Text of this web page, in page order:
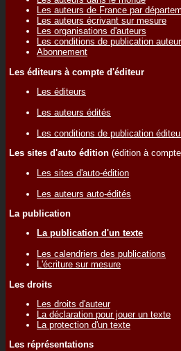
Les auteurs de France par
Les auteurs écrivant sur mesure
Les organisations d'auteurs
Les conditions de publication auteur
Abonnement
Les éditeurs à compte d'éditeur
Les éditeurs
Les auteurs édités
Les conditions de publication
Les sites d'auto édition (édition à
Les sites d'auto-édition
Les auteurs auto-édités
La publication
La publication d'un texte
Les calendriers des publications
L'écriture sur mesure
Les droits
Les droits d'auteur
La déclaration pour jouer un texte
La protection d'un texte
Les réprésentations